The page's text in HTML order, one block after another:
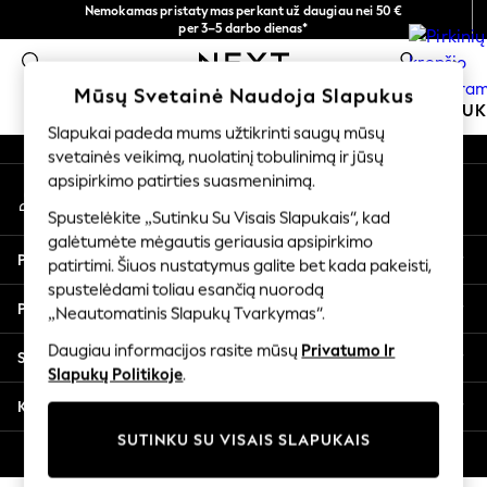
Nemokamas pristatymas perkant už daugiau nei 50 €
per 3–5 darbo dienas*
Dabar galite apsipirkti lietuvių kalba!
0
MOKYKLINĖ APRANGA MERGAITĖMS
SCHOOLWEAR
All Boys Schoolwear
Shoes
Trousers
Shorts
Shirts
Polo Shirts
Sweatshirts & Jumpers
Coats & Jackets
Underwear
Multipacks
All Boys Sport & Swimwear
An error occurred on client
Mūsų socialiniai tinklai
Mano paskyra
Prisijunkite prie savo paskyros
Pagalba
Privatumas ir teisinė informacija
Skyriai
Kitos paslaugos
Mūsų Svetainė Naudoja Slapukus
Slapukai padeda mums užtikrinti saugų mūsų
svetainės veikimą, nuolatinį tobulinimą ir jūsų
apsipirkimo patirties suasmeninimą.
Spustelėkite „Sutinku Su Visais Slapukais“, kad
galėtumėte mėgautis geriausia apsipirkimo
patirtimi. Šiuos nustatymus galite bet kada pakeisti,
spustelėdami toliau esančią nuorodą
„Neautomatinis Slapukų Tvarkymas“.
Daugiau informacijos rasite mūsų Privatumo Ir
Slapukų Politikoje.
SUTINKU SU VISAIS SLAPUKAIS